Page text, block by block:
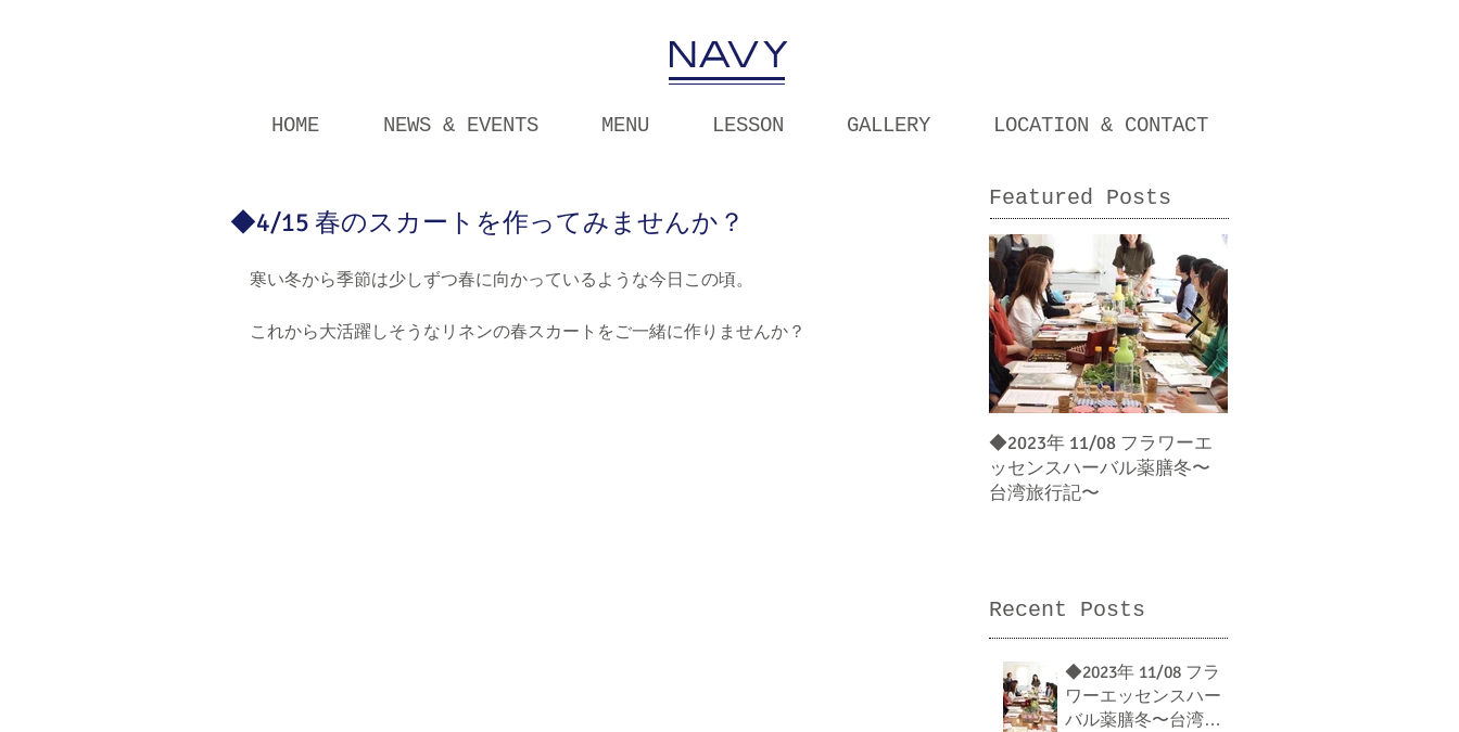
HOME NEWS & EVENTS MENU LESSON GALLERY LOCATION & CONTACT
◆4/15 春のスカートを作ってみませんか？
寒い冬から季節は少しずつ春に向かっているような今日この頃。
これから大活躍しそうなリネンの春スカートをご一緒に作りませんか？
Featured Posts
◆2023年 11/08 フラワーエ
ッセンスハーバル薬膳冬〜
台湾旅行記〜
Recent Posts
◆2023年 11/08 フラ
ワーエッセンスハー
バル薬膳冬〜台湾旅